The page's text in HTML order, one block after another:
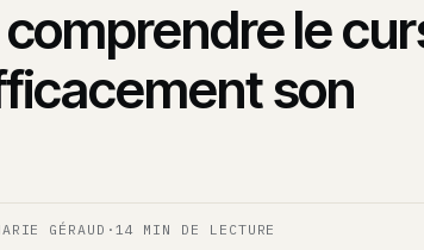
comprendre le
son
GÉRAUD · 14 MIN DE LECTURE